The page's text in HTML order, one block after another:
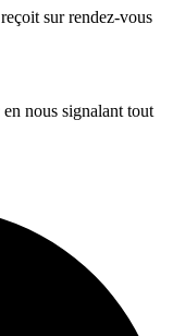
sur rendez-vous
nous signalant tout